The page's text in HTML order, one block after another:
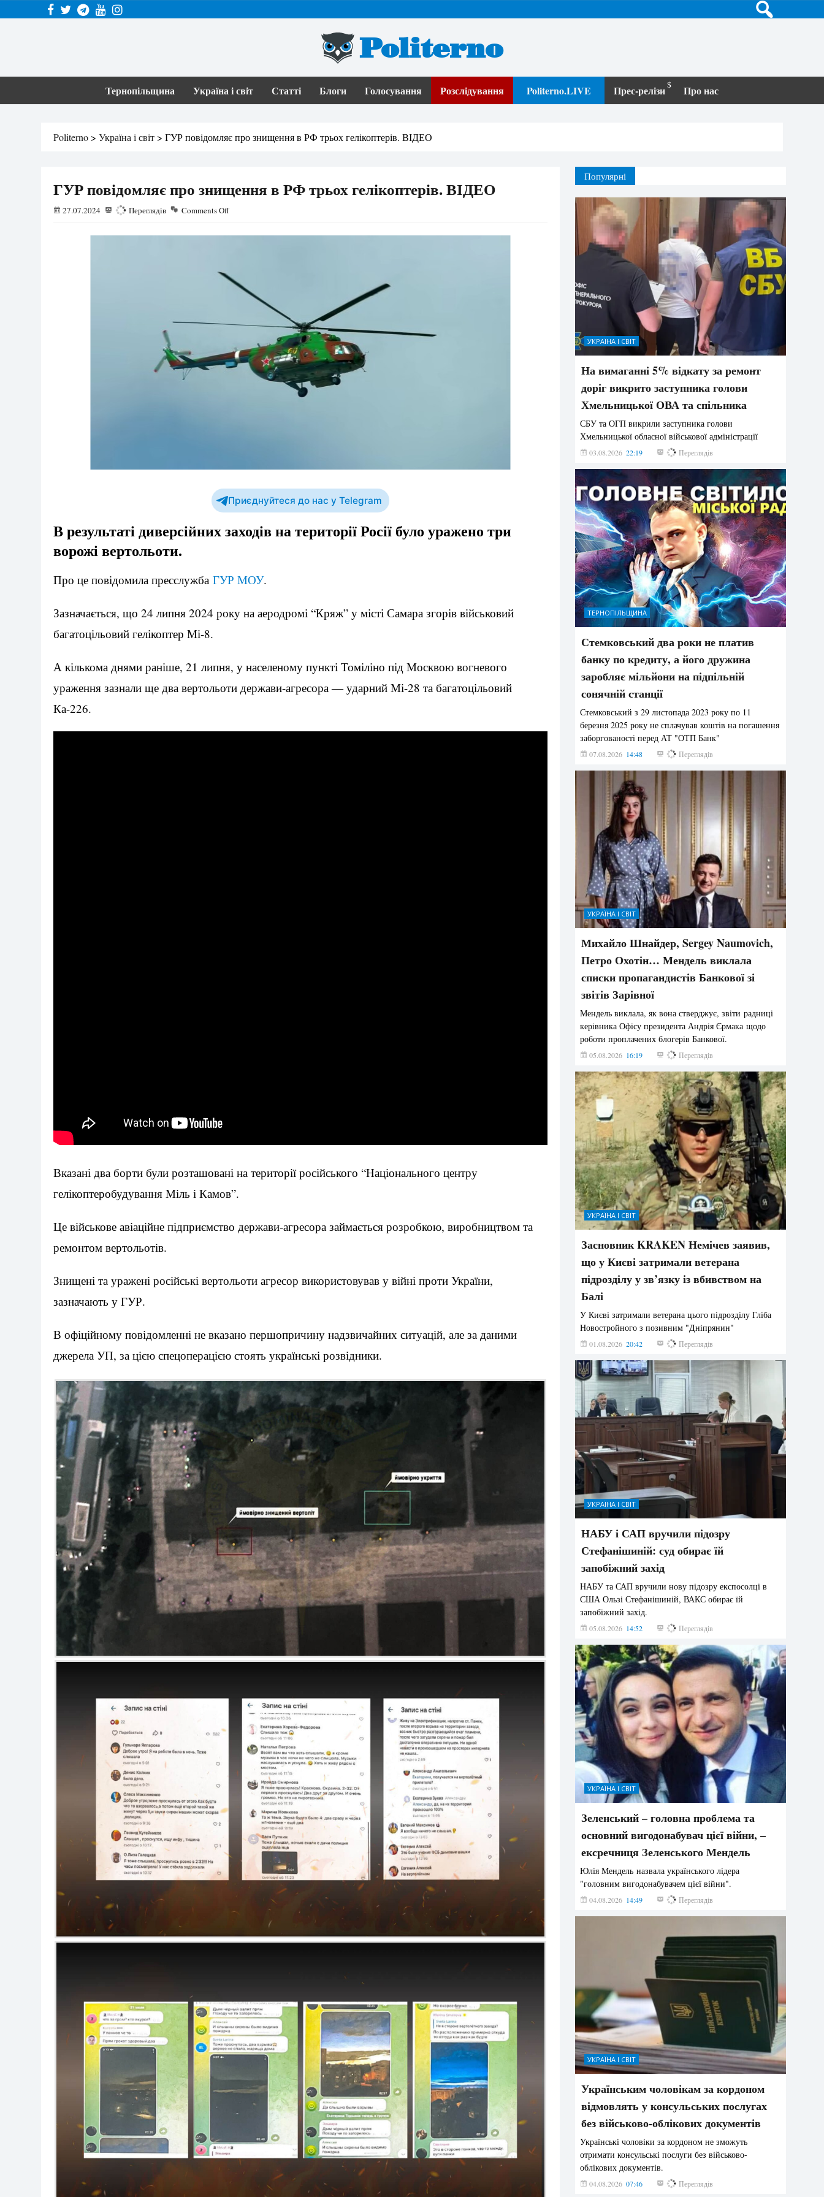
Politerno
Тернопільщина Україна і світ Статті Блоги Голосування Розслідування Politerno.LIVE Прес-релізи Про нас
Politerno > Україна і світ > ГУР повідомляє про знищення в РФ трьох гелікоптерів. ВІДЕО
ГУР повідомляє про знищення в РФ трьох гелікоптерів. ВІДЕО
27.07.2024 768 Переглядів Comments Off
Приєднуйтеся до нас у Telegram
В результаті диверсійних заходів на території Росії було уражено три
ворожі вертольоти.
Про це повідомила пресслужба ГУР МОУ.
Зазначається, що 24 липня 2024 року на аеродромі “Кряж” у місті Самара згорів військовий
багатоцільовий гелікоптер Мі-8.
А кількома днями раніше, 21 липня, у населеному пункті Томіліно під Москвою вогневого
ураження зазнали ще два вертольоти держави-агресора ― ударний Мі-28 та багатоцільовий
Ка-226.
Вказані два борти були розташовані на території російського “Національного центру
гелікоптеробудування Міль і Камов”.
Це військове авіаційне підприємство держави-агресора займається розробкою, виробництвом та
ремонтом вертольотів.
Знищені та уражені російські вертольоти агресор використовував у війні проти України,
зазначають у ГУР.
В офіційному повідомленні не вказано першопричину надзвичайних ситуацій, але за даними
джерела УП, за цією спецоперацією стоять українські розвідники.
Популярні
УКРАЇНА І СВІТ
На вимаганні 5% відкату за ремонт
доріг викрито заступника голови
Хмельницької ОВА та спільника
СБУ та ОГП викрили заступника голови
Хмельницької обласної військової адміністрації
03.08.2026 22:19 870 Переглядів
ТЕРНОПІЛЬЩИНА
Стемковський два роки не платив
банку по кредиту, а його дружина
заробляє мільйони на підпільній
сонячній станції
Стемковський з 29 листопада 2023 року по 11
березня 2025 року не сплачував коштів на погашення
заборгованості перед АТ "ОТП Банк"
07.08.2026 14:48 321 Переглядів
УКРАЇНА І СВІТ
Михайло Шнайдер, Sergey Naumovich,
Петро Охотін… Мендель виклала
списки пропагандистів Банкової зі
звітів Зарівної
Мендель виклала, як вона стверджує, звіти радниці
керівника Офісу президента Андрія Єрмака щодо
роботи проплачених блогерів Банкової.
05.08.2026 16:19 223 Переглядів
УКРАЇНА І СВІТ
Засновник KRAKEN Немічев заявив,
що у Києві затримали ветерана
підрозділу у зв’язку із вбивством на
Балі
У Києві затримали ветерана цього підрозділу Гліба
Новостройного з позивним "Дніпрянин"
01.08.2026 20:42 193 Переглядів
УКРАЇНА І СВІТ
НАБУ і САП вручили підозру
Стефанішиній: суд обирає їй
запобіжний захід
НАБУ та САП вручили нову підозру експосолці в
США Ользі Стефанішиній, ВАКС обирає їй
запобіжний захід.
05.08.2026 14:52 158 Переглядів
УКРАЇНА І СВІТ
Зеленський – головна проблема та
основний вигодонабувач цієї війни, –
ексречниця Зеленського Мендель
Юлія Мендель назвала українського лідера
"головним вигодонабувачем цієї війни".
04.08.2026 14:49 155 Переглядів
УКРАЇНА І СВІТ
Українським чоловікам за кордоном
відмовлять у консульських послугах
без військово-облікових документів
Українські чоловіки за кордоном не зможуть
отримати консульські послуги без військово-
облікових документів.
04.08.2026 07:46 142 Переглядів